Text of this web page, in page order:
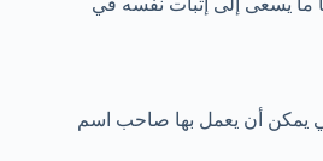
ما يسعى إلى إثبات نفسه في
يمكن أن يعمل بها صاحب اسم